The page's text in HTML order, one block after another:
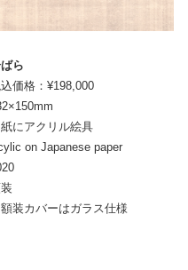
ら
価格：¥198,000
にアクリル絵具
on Japanese paper
装カバーはガラス仕様